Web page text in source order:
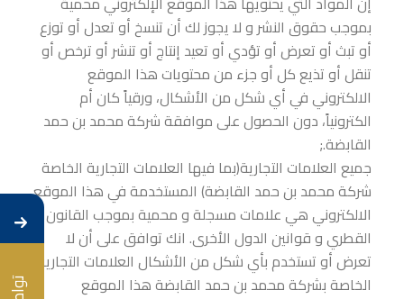
بموجب حقوق النشر و لا يجوز لك أن تنسخ أو تعدل أو توزع
أو تبث أو تعرض أو تؤدي أو تعيد إنتاج أو تنشر أو ترخص أو
تنقل أو تذيع كل أو جزء من محتويات هذا الموقع
الالكتروني في أي شكل من الأشكال، ورقياً كان أم
الكترونياً، دون الحصول على موافقة شركة محمد بن حمد
القابضة.;
جميع العلامات التجارية(بما فيها العلامات التجارية الخاصة
شركة محمد بن حمد القابضة) المستخدمة في هذا الموقع
الالكتروني هي علامات مسجلة و محمية بموجب القانون
القطري و قوانين الدول الأخرى. انك توافق على أن لا
تعرض أو تستخدم بأي شكل من الأشكال العلامات التجارية
الخاصة بشركة محمد بن حمد القابضة هذا الموقع